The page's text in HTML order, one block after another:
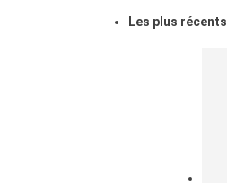
Les plus récents